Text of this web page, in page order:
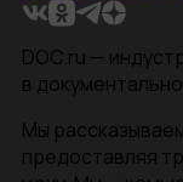
DOC.ru —
в
Мы
предоставляя